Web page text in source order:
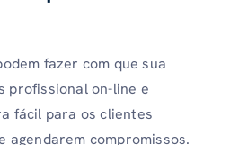
fazer com que sua
profissional on-line e
fácil para os clientes
agendarem compromissos.